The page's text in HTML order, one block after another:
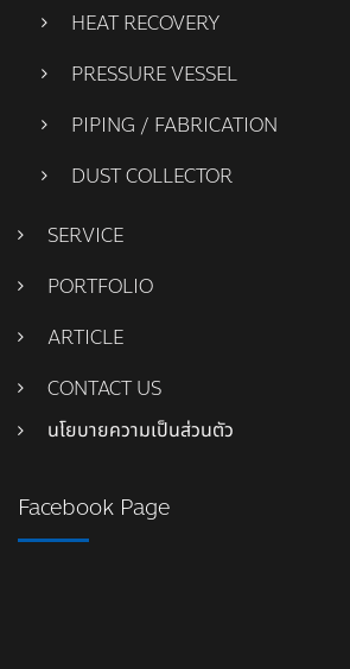
HEAT RECOVERY
PRESSURE VESSEL
PIPING / FABRICATION
DUST COLLECTOR
SERVICE
PORTFOLIO
ARTICLE
CONTACT US
นโยบายความเป็นส่วนตัว
Facebook Page